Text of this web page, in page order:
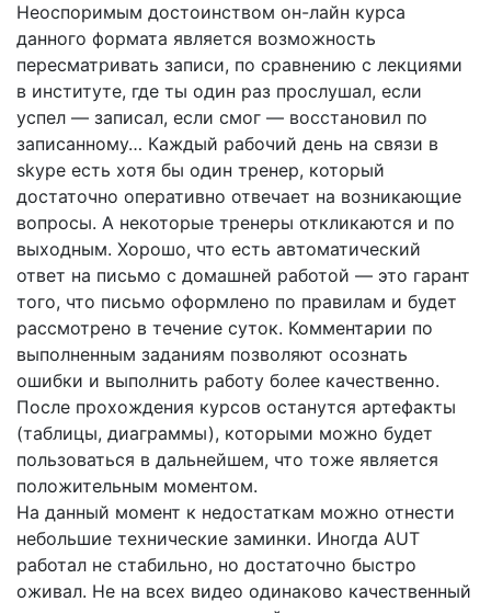
Неоспоримым достоинством он-лайн курса
данного формата является возможность
пересматривать записи, по сравнению с лекциями
в институте, где ты один раз прослушал, если
успел — записал, если смог — восстановил по
записанному… Каждый рабочий день на связи в
skype есть хотя бы один тренер, который
достаточно оперативно отвечает на возникающие
вопросы. А некоторые тренеры откликаются и по
выходным. Хорошо, что есть автоматический
ответ на письмо с домашней работой — это гарант
того, что письмо оформлено по правилам и будет
рассмотрено в течение суток. Комментарии по
выполненным заданиям позволяют осознать
ошибки и выполнить работу более качественно.
После прохождения курсов останутся артефакты
(таблицы, диаграммы), которыми можно будет
пользоваться в дальнейшем, что тоже является
положительным моментом.
На данный момент к недостаткам можно отнести
небольшие технические заминки. Иногда AUT
работал не стабильно, но достаточно быстро
оживал. Не на всех видео одинаково качественный